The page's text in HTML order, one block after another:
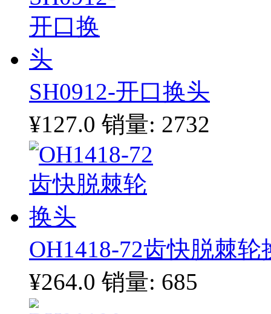
SH0912-开口换头
¥127.0 销量: 2732
OH1418-72齿快脱棘轮
¥264.0 销量: 685